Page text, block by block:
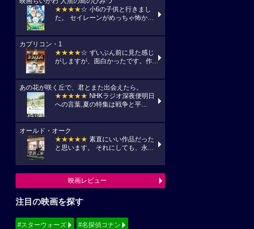
★★★★☆ 小6の子供と行きまし
た。 セイレーンがめっちゃ怖か...
カプリコン・1
★★★★☆ ずいぶん前に見た感じ
がしますが、面白かったです。作...
あの花が咲く丘で、君とまた出会えたら。
★★★★★ NHKラジオ深夜便明日
への言葉,夏の特集は戦争と平...
オールド・オーク
★★★★★ 素直にいい作品だった
と思います。 それにしても、永...
映画レビュー
注目の映画を探す
#スターウォーズ #名探偵コナン